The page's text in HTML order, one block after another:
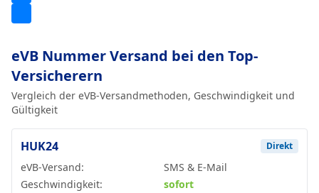
eVB Nummer Versand bei den Top-
Versicherern
Vergleich der eVB-Versandmethoden, Geschwindigkeit und
Gültigkeit
HUK24 Direkt
eVB-Versand:
SMS & E-Mail
Geschwindigkeit:
sofort